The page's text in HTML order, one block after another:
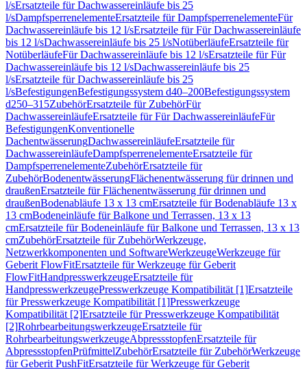
l/sErsatzteile für Dachwassereinläufe bis 25
l/sDampfsperrenelementeErsatzteile für DampfsperrenelementeFür
Dachwassereinläufe bis 12 l/sErsatzteile für Für Dachwassereinläufe
bis 12 l/sDachwassereinläufe bis 25 l/sNotüberläufeErsatzteile für
NotüberläufeFür Dachwassereinläufe bis 12 l/sErsatzteile für Für
Dachwassereinläufe bis 12 l/sDachwassereinläufe bis 25
l/sErsatzteile für Dachwassereinläufe bis 25
l/sBefestigungenBefestigungssystem d40–200Befestigungssystem
d250–315ZubehörErsatzteile für ZubehörFür
DachwassereinläufeErsatzteile für Für DachwassereinläufeFür
BefestigungenKonventionelle
DachentwässerungDachwassereinläufeErsatzteile für
DachwassereinläufeDampfsperrenelementeErsatzteile für
DampfsperrenelementeZubehörErsatzteile für
ZubehörBodenentwässerungFlächenentwässerung für drinnen und
draußenErsatzteile für Flächenentwässerung für drinnen und
draußenBodenabläufe 13 x 13 cmErsatzteile für Bodenabläufe 13 x
13 cmBodeneinläufe für Balkone und Terrassen, 13 x 13
cmErsatzteile für Bodeneinläufe für Balkone und Terrassen, 13 x 13
cmZubehörErsatzteile für ZubehörWerkzeuge,
Netzwerkkomponenten und SoftwareWerkzeugeWerkzeuge für
Geberit FlowFitErsatzteile für Werkzeuge für Geberit
FlowFitHandpresswerkzeugeErsatzteile für
HandpresswerkzeugePresswerkzeuge Kompatibilität [1]Ersatzteile
für Presswerkzeuge Kompatibilität [1]Presswerkzeuge
Kompatibilität [2]Ersatzteile für Presswerkzeuge Kompatibilität
[2]RohrbearbeitungswerkzeugeErsatzteile für
RohrbearbeitungswerkzeugeAbpressstopfenErsatzteile für
AbpressstopfenPrüfmittelZubehörErsatzteile für ZubehörWerkzeuge
für Geberit PushFitErsatzteile für Werkzeuge für Geberit